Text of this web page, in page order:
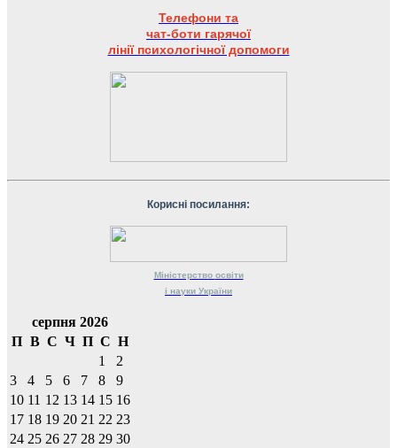
Телефони та
чат-боти гарячої
лінії психологічної допомоги
Корисні посилання:
Міністерство освіти
і науки України
серпня 2026
П В С Ч П С Н
1
2
3
4 5 6 7 8
9
10 11 12 13 14 15 16
17 18 19 20 21 22 23
24 25 26 27 28 29 30